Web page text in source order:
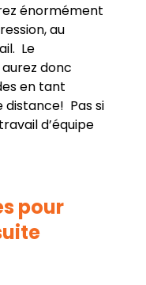
énormément
au
Le
donc
en tant
distance! Pas si
d’équipe
pour